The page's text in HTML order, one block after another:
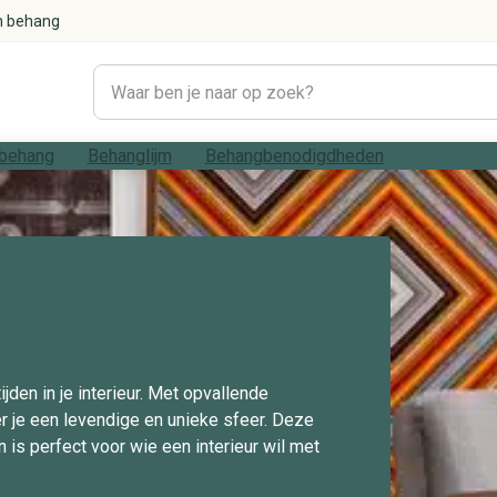
behang
Modern
Rustig
Strepen
Geometrisch
Bladeren
Grafisch
Betonlook
Marmer
#1021 (geen titel)
#1033 (geen titel)
Woonkamer
Slaapkamer
Behanglijm
Behangbenodigdheden
in je interieur. Met opvallende
je een levendige en unieke sfeer. Deze
is perfect voor wie een interieur wil met